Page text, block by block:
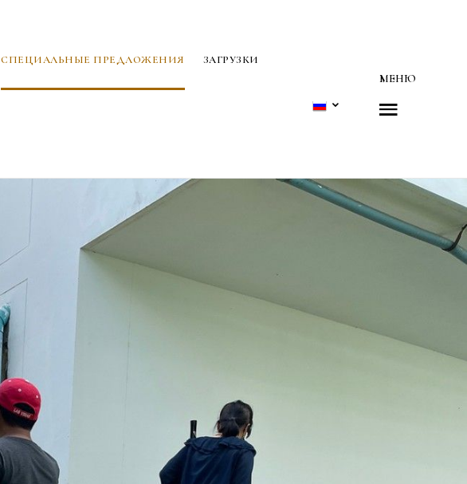
СПЕЦИАЛЬНЫЕ ПРЕДЛОЖЕНИЯ ЗАГРУЗКИ
МЕНЮ